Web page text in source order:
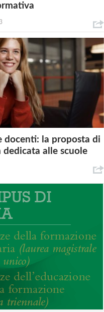
docenti: la proposta di
dedicata alle scuole